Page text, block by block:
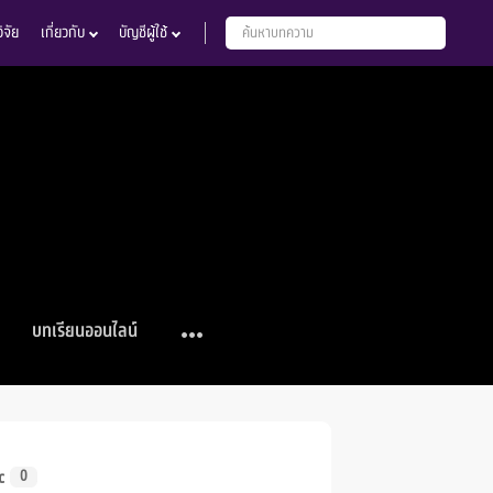
ย เกี่ยวกับ บัญชีผู้ใช้
บทเรียนออนไลน์
0